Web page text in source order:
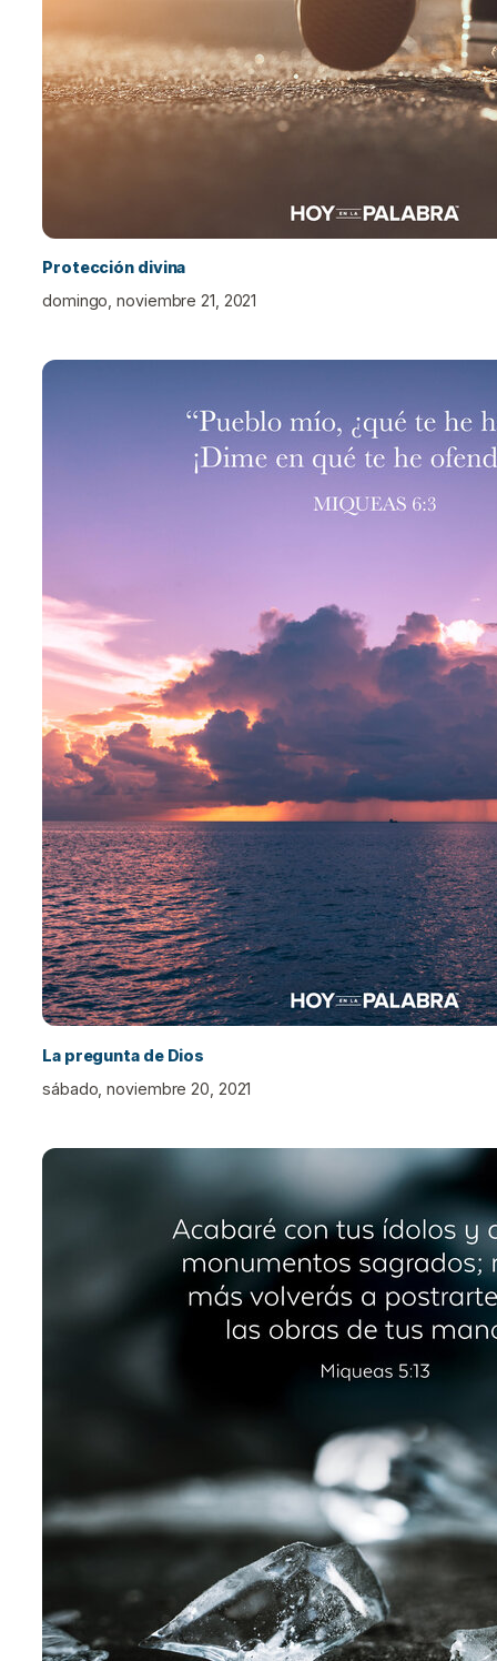
Protección divina
domingo, noviembre 21, 2021
La pregunta de Dios
sábado, noviembre 20, 2021